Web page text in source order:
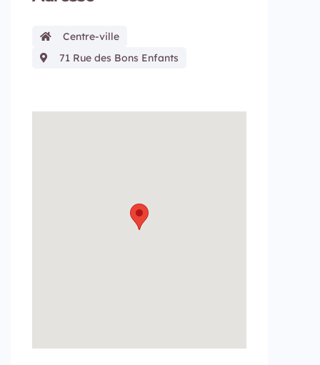
Centre-ville
71 Rue des Bons Enfants